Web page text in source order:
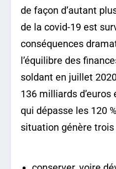
de façon d’autant
de la covid-19 est
conséquences
l’équilibre des
soldant en juillet
136 milliards
qui dépasse les 120
situation génère